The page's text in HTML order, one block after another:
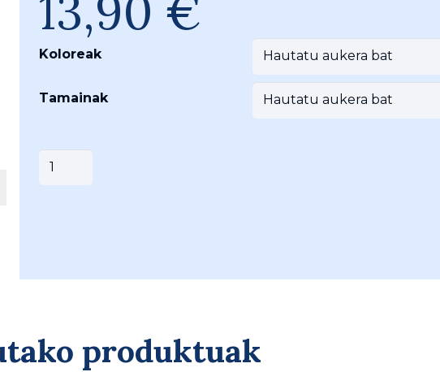
Koloreak
Tamainak
produktuak